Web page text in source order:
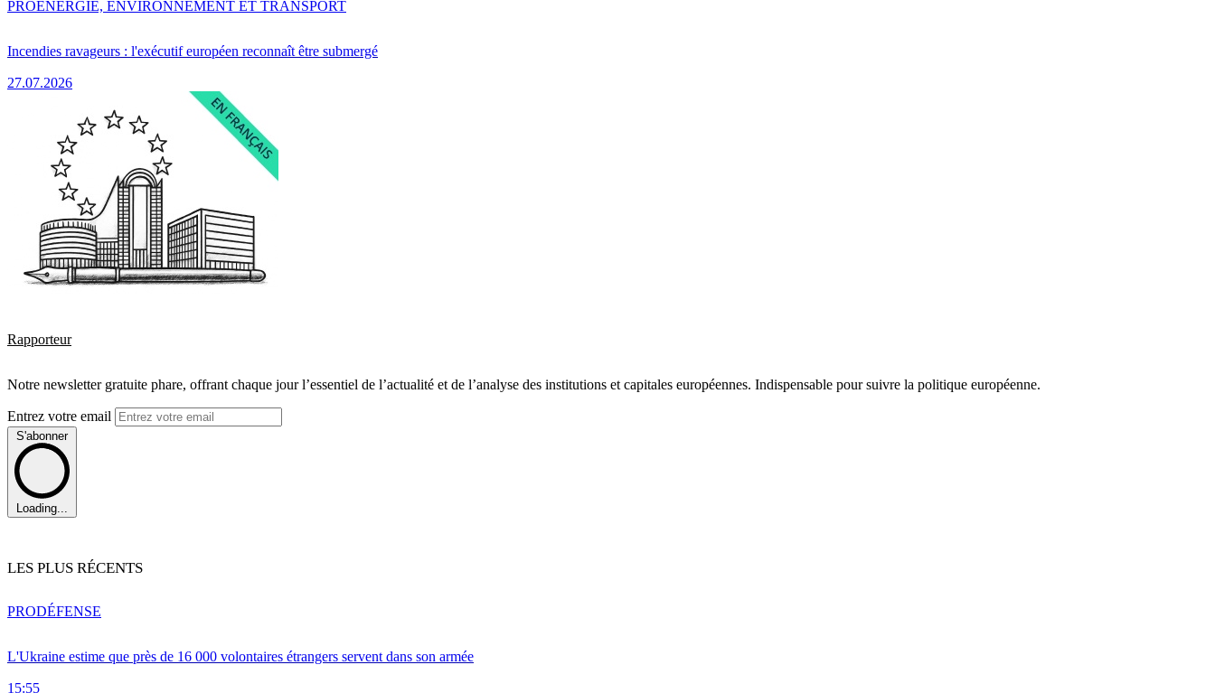
Incendies ravageurs : l'exécutif européen reconnaît être submergé
27.07.2026
PROENERGIE, ENVIRONNEMENT ET TRANSPORT
Rapporteur
Notre newsletter gratuite phare, offrant chaque jour l’essentiel de l’actualité et de l’analyse des institutions et capitales européennes. Indispensable pour suivre la politique européenne.
Entrez votre email
S'abonner
Loading...
LES PLUS RÉCENTS
L'Ukraine estime que près de 16 000 volontaires étrangers servent dans son armée
15:55
PRODÉFENSE